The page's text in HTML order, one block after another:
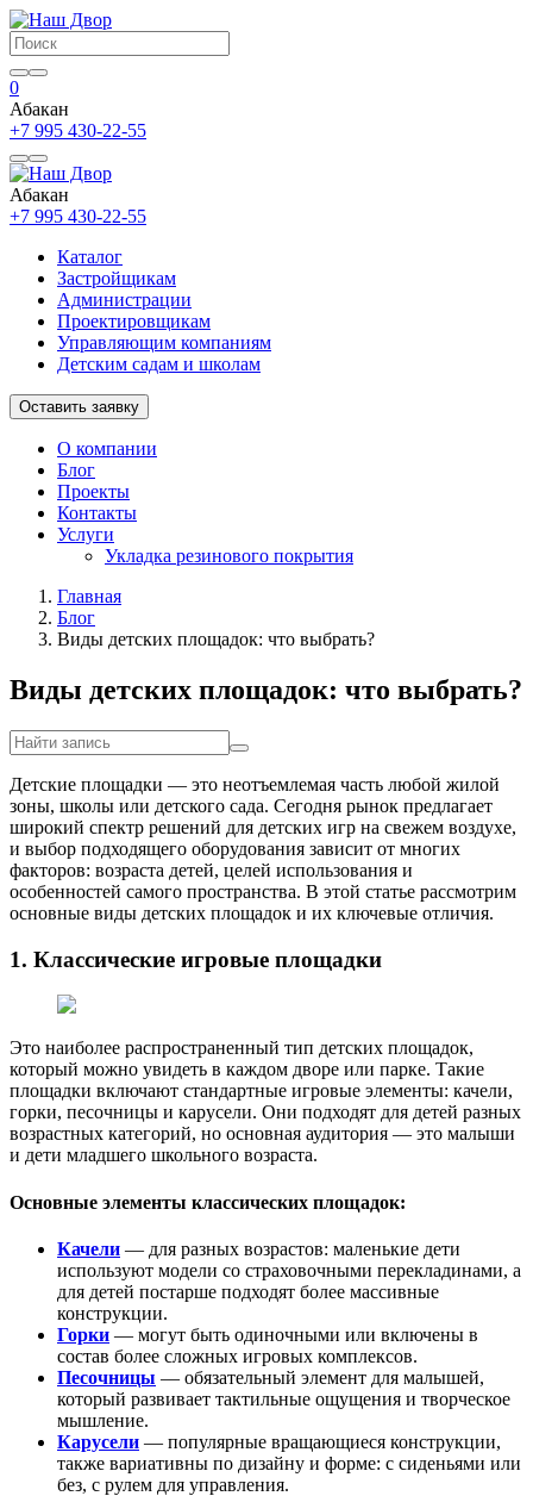
0
Абакан
+7 995 430-22-55
Абакан
+7 995 430-22-55
Каталог
Застройщикам
Администрации
Проектировщикам
Управляющим компаниям
Детским садам и школам
Оставить заявку
О компании
Блог
Проекты
Контакты
Услуги
Укладка резинового покрытия
Главная
Блог
Виды детских площадок: что выбрать?
Виды детских площадок: что выбрать?
Детские площадки — это неотъемлемая часть любой жилой
зоны, школы или детского сада. Сегодня рынок предлагает
широкий спектр решений для детских игр на свежем воздухе,
и выбор подходящего оборудования зависит от многих
факторов: возраста детей, целей использования и
особенностей самого пространства. В этой статье рассмотрим
основные виды детских площадок и их ключевые отличия.
1. Классические игровые площадки
Это наиболее распространенный тип детских площадок,
который можно увидеть в каждом дворе или парке. Такие
площадки включают стандартные игровые элементы: качели,
горки, песочницы и карусели. Они подходят для детей разных
возрастных категорий, но основная аудитория — это малыши
и дети младшего школьного возраста.
Основные элементы классических площадок:
Качели — для разных возрастов: маленькие дети
используют модели со страховочными перекладинами, а
для детей постарше подходят более массивные
конструкции.
Горки — могут быть одиночными или включены в
состав более сложных игровых комплексов.
Песочницы — обязательный элемент для малышей,
который развивает тактильные ощущения и творческое
мышление.
Карусели — популярные вращающиеся конструкции,
также вариативны по дизайну и форме: с сиденьями или
без, с рулем для управления.